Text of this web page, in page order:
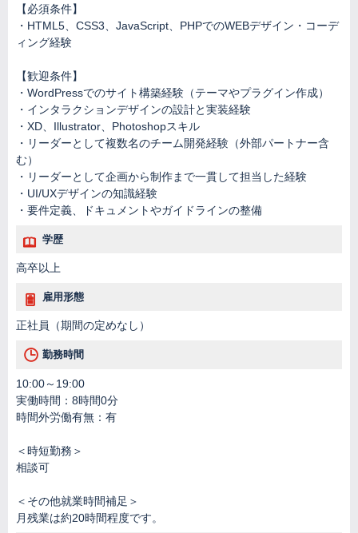
【必須条件】
・HTML5、CSS3、JavaScript、PHPでのWEBデザイン・コーデ
ィング経験
【歓迎条件】
・WordPressでのサイト構築経験（テーマやプラグイン作成）
・インタラクションデザインの設計と実装経験
・XD、Illustrator、Photoshopスキル
・リーダーとして複数名のチーム開発経験（外部パートナー含
む）
・リーダーとして企画から制作まで一貫して担当した経験
・UI/UXデザインの知識経験
・要件定義、ドキュメントやガイドラインの整備
学歴
高卒以上
雇用形態
正社員（期間の定めなし）
勤務時間
10:00～19:00
実働時間：8時間0分
時間外労働有無：有
＜時短勤務＞
相談可
＜その他就業時間補足＞
月残業は約20時間程度です。